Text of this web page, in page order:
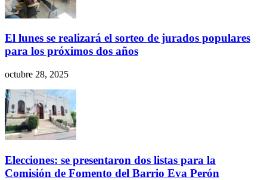
El lunes se realizará el sorteo de jurados populares
para los próximos dos años
octubre 28, 2025
Elecciones: se presentaron dos listas para la
Comisión de Fomento del Barrio Eva Perón